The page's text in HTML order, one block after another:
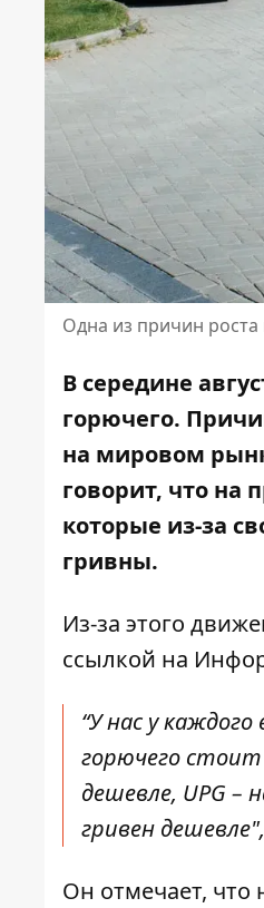
Одна из причин
В середине
горючего.
на мировом
говорит, что
которые из-за
гривны.
Из-за этого
ссылкой на
“У нас у
горючего стоит
дешевле, UPG –
гривен
Он отмечает, что